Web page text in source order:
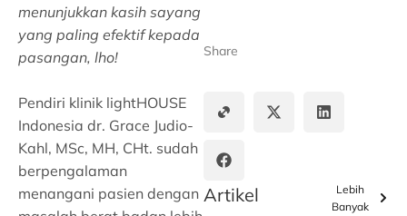
menunjukkan kasih sayang
yang paling efektif kepada
pasangan, lho!
Pendiri klinik lightHOUSE
Indonesia dr. Grace Judio-
Kahl, MSc, MH, CHt. sudah
berpengalaman
menangani pasien dengan
Share
Artikel
Lebih
Banyak